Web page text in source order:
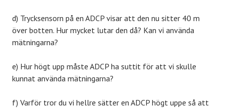
d) Trycksensorn på en ADCP visar att den nu sitter 40 m
över botten. Hur mycket lutar den då? Kan vi använda
mätningarna?
e) Hur högt upp måste ADCP ha suttit för att vi skulle
kunnat använda mätningarna?
f) Varför tror du vi hellre sätter en ADCP högt uppe så att